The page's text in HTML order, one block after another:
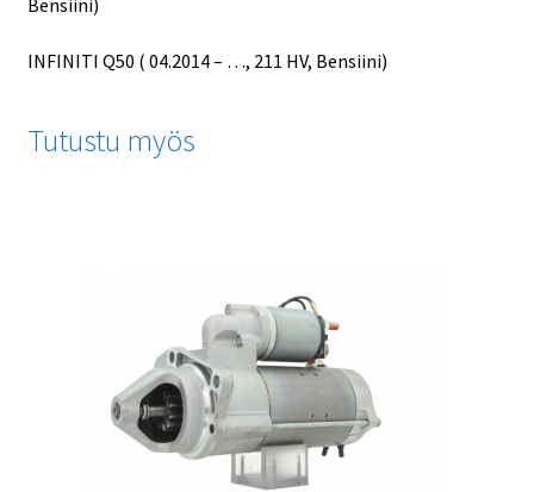
INFINITI Q50 ( 04.2014 – …, 211 HV, Bensiini)
Tutustu myös